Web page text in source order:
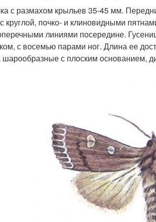
с размахом крыльев 35-45 мм.
с круглой, почко- и клиновидными
линиями посередине.
с восемью парами ног. Длина ее
с плоским основанием,